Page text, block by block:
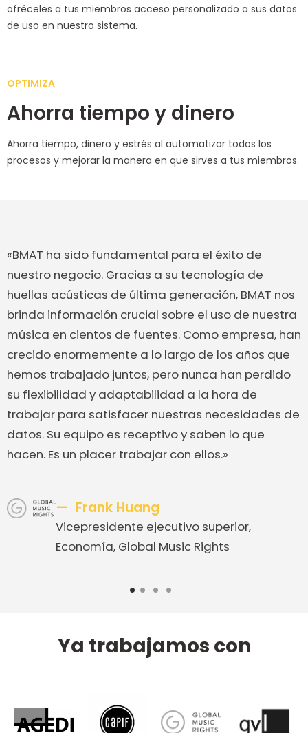
ofréceles a tus miembros acceso personalizado a sus datos
de uso en nuestro sistema.
OPTIMIZA
Ahorra tiempo y dinero
Ahorra tiempo, dinero y estrés al automatizar todos los
procesos y mejorar la manera en que sirves a tus miembros.
«BMAT ha sido fundamental para el éxito de
nuestro negocio. Gracias a su tecnología de
huellas acústicas de última generación, BMAT nos
brinda información crucial sobre el uso de nuestra
música en cientos de fuentes. Como empresa, han
crecido enormemente a lo largo de los años que
hemos trabajado juntos, pero nunca han perdido
su flexibilidad y adaptabilidad a la hora de
trabajar para satisfacer nuestras necesidades de
datos. Su equipo es receptivo y saben lo que
hacen. Es un placer trabajar con ellos.»
Frank Huang
Vicepresidente ejecutivo superior,
Economía, Global Music Rights
Ya trabajamos con